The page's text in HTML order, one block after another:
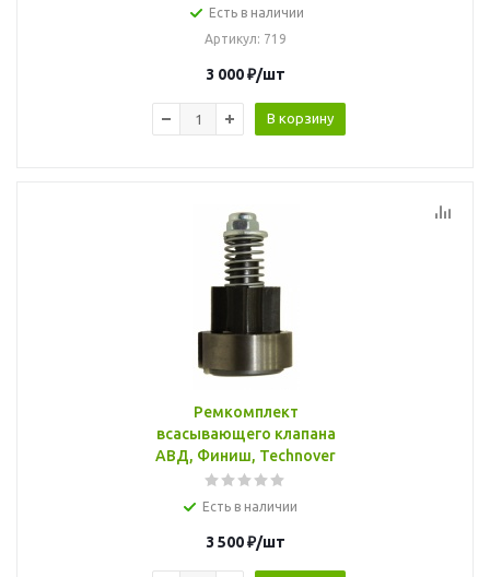
Есть в наличии
Артикул: 719
3 000₽/шт
В корзину
Ремкомплект
всасывающего клапана
АВД, Финиш, Technover
Есть в наличии
3 500₽/шт